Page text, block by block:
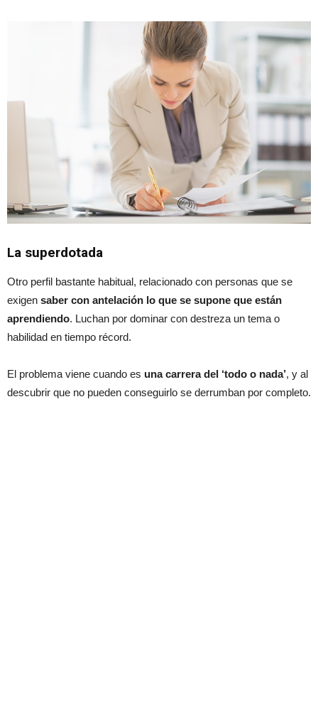
La superdotada
Otro perfil bastante habitual, relacionado con personas que se
exigen saber con antelación lo que se supone que están
aprendiendo. Luchan por dominar con destreza un tema o
habilidad en tiempo récord.
El problema viene cuando es una carrera del ‘todo o nada’, y al
descubrir que no pueden conseguirlo se derrumban por completo.